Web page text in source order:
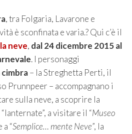
, tra Folgaria, Lavarone e
è sconfinata e varia.? Qui c’è il
neve, dal 24 dicembre 2015 al
. I personaggi
cimbra– la Streghetta Perti, il
Prunnpeer – accompagnano i
sulla neve, a scoprire la
a visitare il “Museo
“Semplice… mente Neve”, la